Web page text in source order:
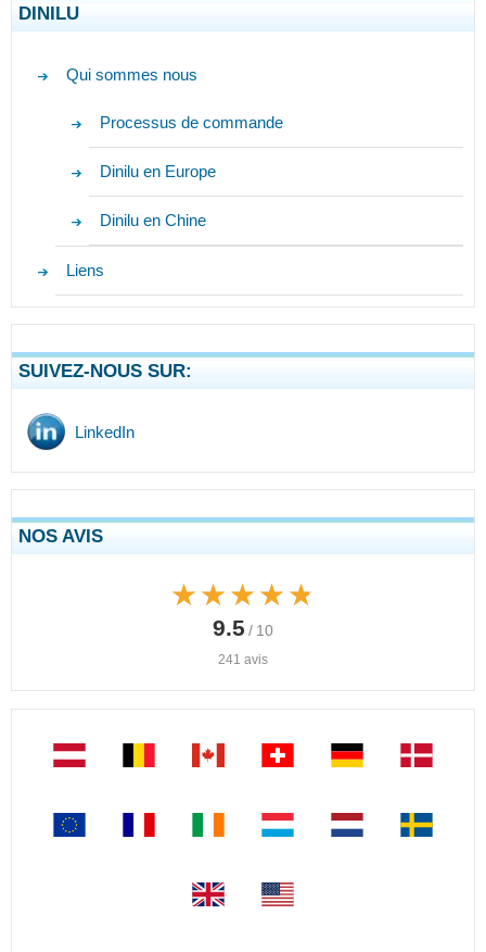
DINILU
Qui sommes nous
Processus de commande
Dinilu en Europe
Dinilu en Chine
Liens
SUIVEZ-NOUS SUR:
LinkedIn
NOS AVIS
★★★★★
★★★★★
9.5 / 10
241 avis